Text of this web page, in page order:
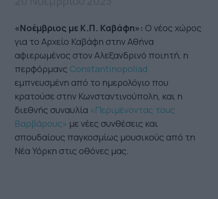
«Νοέμβριος με Κ.Π. Καβάφη»: Ο νέος χώρος
για το Αρχείο Καβάφη στην Αθήνα
αφιερωμένος στον Αλεξανδρινό ποιητή, η
περφόρμανς Constantinopoliad
εμπνευσμένη από το ημερολόγιο που
κρατούσε στην Κωνσταντινούπολη, και η
διεθνής συναυλία «Περιμένοντας τους
Βαρβάρους» με νέες συνθέσεις και
σπουδαίους παγκοσμίως μουσικούς από τη
Νέα Υόρκη στις οθόνες μας.